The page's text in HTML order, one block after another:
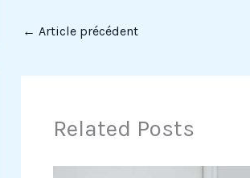
← Article précédent
Related Posts